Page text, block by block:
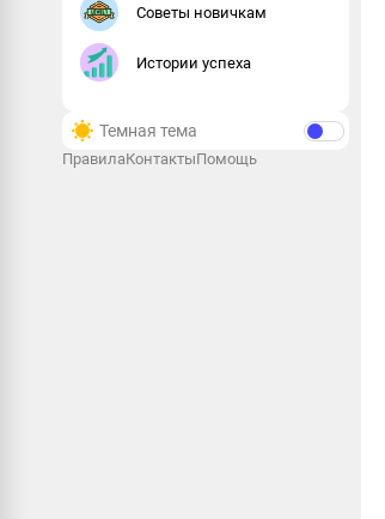
Советы новичкам
Истории успеха
Темная тема
ПравилаКонтактыПомощь